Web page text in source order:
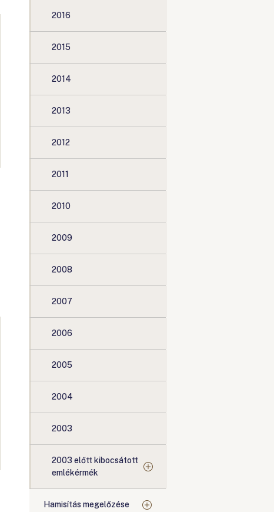
2016
2015
2014
2013
2012
2011
2010
2009
2008
2007
2006
2005
2004
2003
2003 előtt kibocsátott
emlékérmék
Hamisítás megelőzése